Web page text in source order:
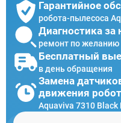
Гарантийное
робота-пылесоса
Диагностика за
ремонт по желанию
Бесплатный
в день обращения
Замена
движения
Aquaviva 7310 Black